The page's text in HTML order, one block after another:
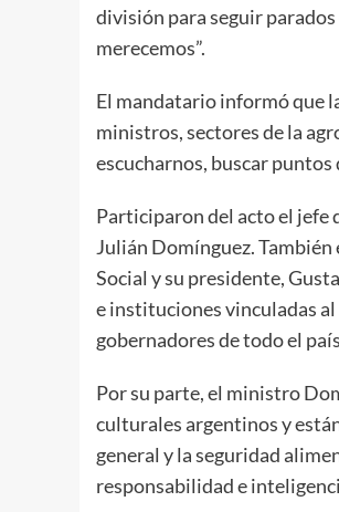
división para seguir parados
merecemos”.
El mandatario informó que
ministros, sectores de la
escucharnos, buscar
Participaron del acto el jefe
Julián Domínguez.
Social y su presidente,
e instituciones vinculadas
gobernadores de todo el
Por su parte, el ministro
culturales argentinos y
general y la seguridad
responsabilidad e